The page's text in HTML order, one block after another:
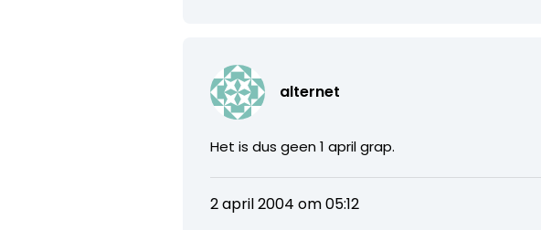
alternet
Het is dus geen 1 april grap.
2 april 2004 om 05:12